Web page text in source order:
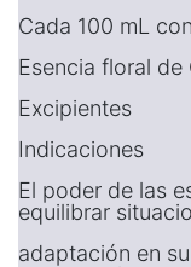
Cada 100 mL
Esencia floral
Excipientes
Indicaciones
El poder de las
equilibrar
adaptación en